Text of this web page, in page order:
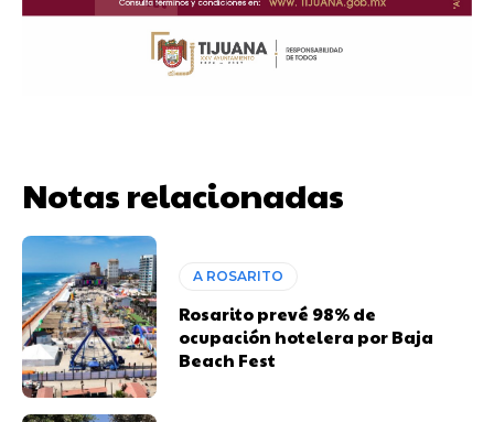
Notas relacionadas
A ROSARITO
Rosarito prevé 98% de
ocupación hotelera por Baja
Beach Fest